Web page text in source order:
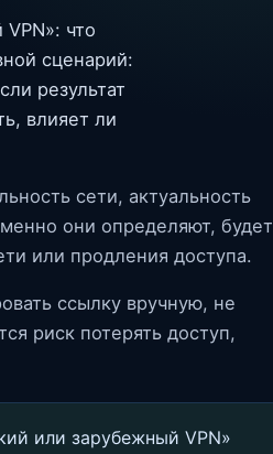
что
сценарий:
результат
влияет ли
сети, актуальность
они определяют, будет
или продления доступа.
ссылку вручную, не
риск потерять доступ,
или зарубежный VPN»